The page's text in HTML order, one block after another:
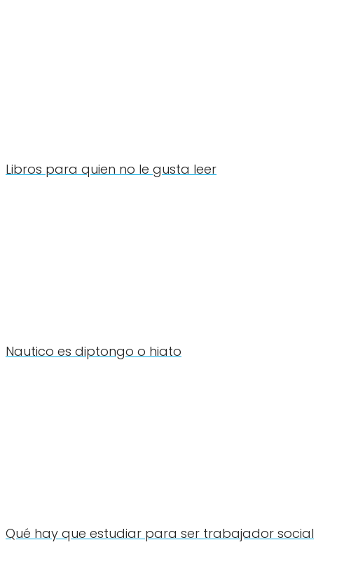
Libros para quien no le gusta leer
Nautico es diptongo o hiato
Qué hay que estudiar para ser trabajador social